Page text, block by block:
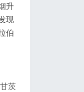
升
现
伯
茨